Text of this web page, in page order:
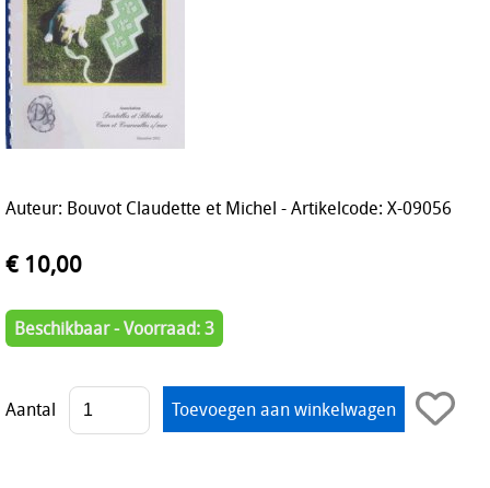
Auteur: Bouvot Claudette et Michel - Artikelcode: X-09056
€ 10,00
Beschikbaar - Voorraad: 3
Aantal